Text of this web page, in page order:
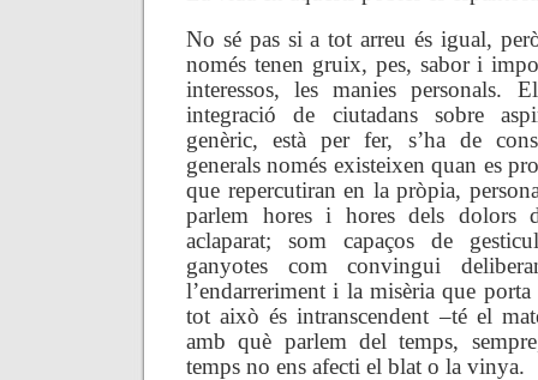
No sé pas si a tot arreu és igual,
només tenen gruix, pes, sabor i
interessos, les manies personals.
integració de ciutadans sobre
genèric, està per fer, s’ha de
generals només existeixen quan es
que repercutiran en la pròpia,
parlem hores i hores dels dolors
aclaparat; som capaços de
ganyotes com convingui
l’endarreriment i la misèria que
tot això és intranscendent –té el
amb què parlem del temps,
temps no ens afecti el blat o la vinya.